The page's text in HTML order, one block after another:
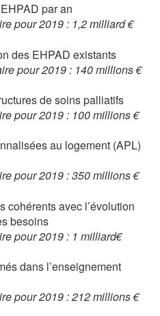
par an
pour 2019 : 1,2 milliard €
des EHPAD existants
pour 2019 : 140 millions €
de soins palliatifs
pour 2019 : 100 millions €
au logement (APL)
pour 2019 : 350 millions €
cohérents avec l’évolution
besoins
pour 2019 : 1 milliard€
dans l’enseignement
pour 2019 : 212 millions €